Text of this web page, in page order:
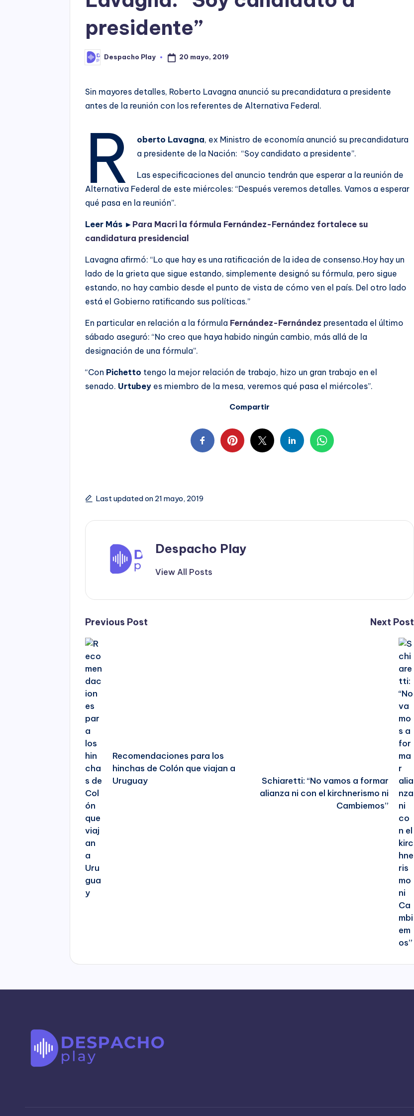
y
presidente”
Posted
by
Despacho Play 20 mayo, 2019
Sin mayores detalles, Roberto Lavagna anunció su precandidatura a presidente
antes de la reunión con los referentes de Alternativa Federal.
R oberto Lavagna, ex Ministro de economía anunció su precandidatura
a presidente de la Nación: “Soy candidato a presidente”.
Las especificaciones del anuncio tendrán que esperar a la reunión de
Alternativa Federal de este miércoles: “Después veremos detalles. Vamos a esperar
qué pasa en la reunión”.
Leer Más ► Para Macri la fórmula Fernández-Fernández fortalece su
candidatura presidencial
Lavagna afirmó: “Lo que hay es una ratificación de la idea de consenso.Hoy hay un
lado de la grieta que sigue estando, simplemente designó su fórmula, pero sigue
estando, no hay cambio desde el punto de vista de cómo ven el país. Del otro lado
está el Gobierno ratificando sus políticas.”
En particular en relación a la fórmula Fernández-Fernández presentada el último
sábado aseguró: “No creo que haya habido ningún cambio, más allá de la
designación de una fórmula”.
“Con Pichetto tengo la mejor relación de trabajo, hizo un gran trabajo en el
senado. Urtubey es miembro de la mesa, veremos qué pasa el miércoles”.
Compartir
Last updated on 21 mayo, 2019
Despacho Play
View All Posts
Post
navigation
Previous Post
Recomendaciones para los
hinchas de Colón que viajan a
Uruguay
Next Post
Schiaretti: “No vamos a formar
alianza ni con el kirchnerismo ni
Cambiemos”